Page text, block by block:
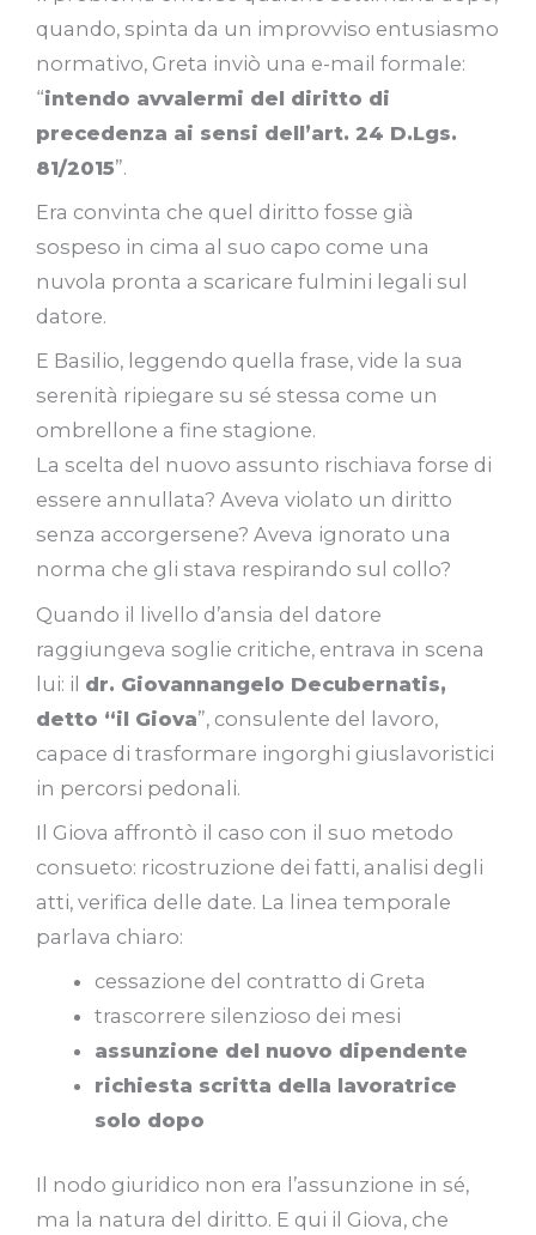
quando, spinta da un improvviso entusiasmo
normativo, Greta inviò una e-mail formale:
“intendo avvalermi del diritto di
precedenza ai sensi dell’art. 24 D.Lgs.
81/2015”.
Era convinta che quel diritto fosse già
sospeso in cima al suo capo come una
nuvola pronta a scaricare fulmini legali sul
datore.
E Basilio, leggendo quella frase, vide la sua
serenità ripiegare su sé stessa come un
ombrellone a fine stagione.
La scelta del nuovo assunto rischiava forse di
essere annullata? Aveva violato un diritto
senza accorgersene? Aveva ignorato una
norma che gli stava respirando sul collo?
Quando il livello d’ansia del datore
raggiungeva soglie critiche, entrava in scena
lui: il dr. Giovannangelo Decubernatis,
detto “il Giova”, consulente del lavoro,
capace di trasformare ingorghi giuslavoristici
in percorsi pedonali.
Il Giova affrontò il caso con il suo metodo
consueto: ricostruzione dei fatti, analisi degli
atti, verifica delle date. La linea temporale
parlava chiaro:
cessazione del contratto di Greta
trascorrere silenzioso dei mesi
assunzione del nuovo dipendente
richiesta scritta della lavoratrice
solo dopo
Il nodo giuridico non era l’assunzione in sé,
ma la natura del diritto. E qui il Giova, che